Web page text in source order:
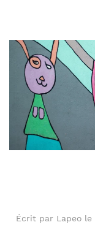
Écrit par Lapeole